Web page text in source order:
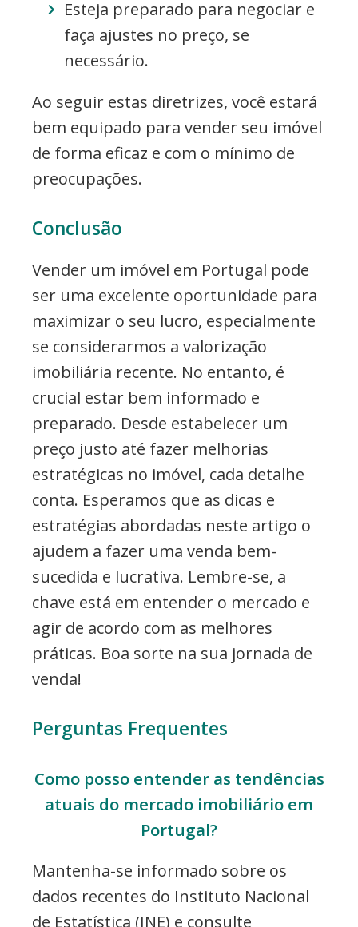
Esteja preparado para negociar e
faça ajustes no preço, se
necessário.
Ao seguir estas diretrizes, você estará
bem equipado para vender seu imóvel
de forma eficaz e com o mínimo de
preocupações.
Conclusão
Vender um imóvel em Portugal pode
ser uma excelente oportunidade para
maximizar o seu lucro, especialmente
se considerarmos a valorização
imobiliária recente. No entanto, é
crucial estar bem informado e
preparado. Desde estabelecer um
preço justo até fazer melhorias
estratégicas no imóvel, cada detalhe
conta. Esperamos que as dicas e
estratégias abordadas neste artigo o
ajudem a fazer uma venda bem-
sucedida e lucrativa. Lembre-se, a
chave está em entender o mercado e
agir de acordo com as melhores
práticas. Boa sorte na sua jornada de
venda!
Perguntas Frequentes
Como posso entender as tendências
atuais do mercado imobiliário em
Portugal?
Mantenha-se informado sobre os
dados recentes do Instituto Nacional
de Estatística (INE) e consulte